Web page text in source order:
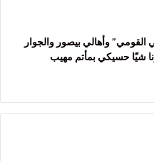
القومي” وأهالي بيصور والجوار
شيّا حسيكي بمأتم مهيب